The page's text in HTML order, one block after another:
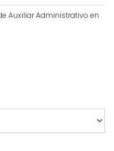
Auxiliar Administrativo en